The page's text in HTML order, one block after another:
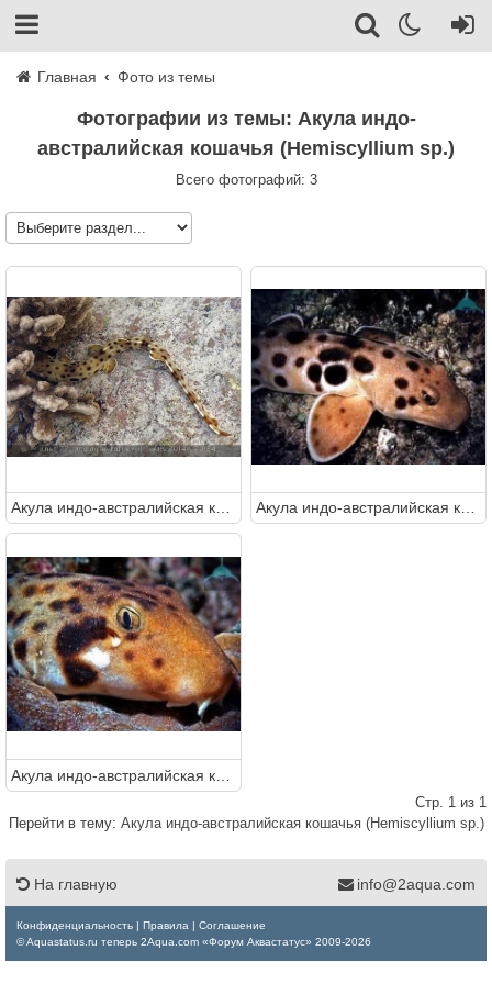
Главная Фото из темы
Фотографии из темы: Акула индо-
австралийская кошачья (Hemiscyllium sp.)
Всего фотографий: 3
Стр. 1 из 1
Перейти в тему: Акула индо-австралийская кошачья (Hemiscyllium sp.)
На главную info@2aqua.com
Конфиденциальность | Правила | Соглашение
© Aquastatus.ru теперь 2Aqua.com «Форум Аквастатус» 2009-2026